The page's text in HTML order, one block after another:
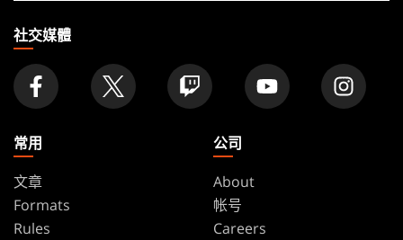
家
社交媒體
常用
文章
Formats
Rules
公司
About
帐号
Careers